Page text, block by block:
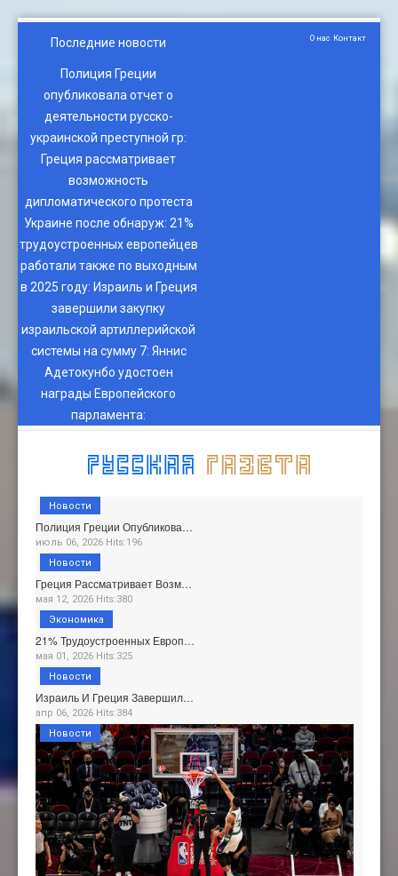
Последние новости
Полиция Греции
опубликовала отчет о
деятельности русско-
украинской преступной гр:
Греция рассматривает
возможность
дипломатического протеста
Украине после обнаруж: 21%
трудоустроенных европейцев
работали также по выходным
в 2025 году: Израиль и Греция
завершили закупку
израильской артиллерийской
системы на сумму 7: Яннис
Адетокунбо удостоен
награды Европейского
парламента:
О нас Контакт
Полиция Греции Опубликова…
июль 06, 2026 Hits:196
Новости
Греция Рассматривает Возм…
мая 12, 2026 Hits:380
Новости
21% Трудоустроенных Европ…
мая 01, 2026 Hits:325
Экономика
Израиль И Греция Завершил…
апр 06, 2026 Hits:384
Новости
Новости